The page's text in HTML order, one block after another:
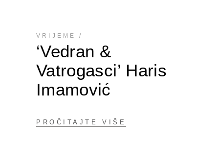
VRIJEME
‘Vedran &
Vatrogasci’ Haris
Imamović
PROČITAJTE VIŠE